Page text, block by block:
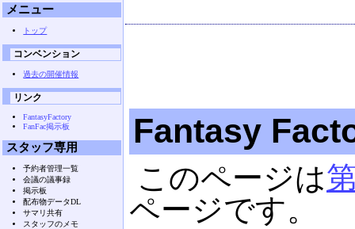
Fantasy
このページは
ページです。
メニュー
トップ
コンベンション
過去の開催情報
リンク
FantasyFactory
FanFac掲示板
スタッフ専用
予約者管理一覧
会議の議事録
掲示板
配布物データDL
サマリ共有
スタッフのメモ